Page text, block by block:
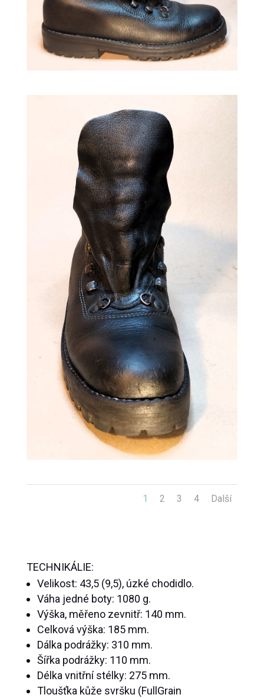
1 2 3 4 Další
TECHNIKÁLIE:
Velikost: 43,5 (9,5), úzké chodidlo.
Váha jedné boty: 1080 g.
Výška, měřeno zevnitř: 140 mm.
Celková výška: 185 mm.
Dálka podrážky: 310 mm.
Šířka podrážky: 110 mm.
Délka vnitřní stélky: 275 mm.
Tloušťka kůže svršku (FullGrain